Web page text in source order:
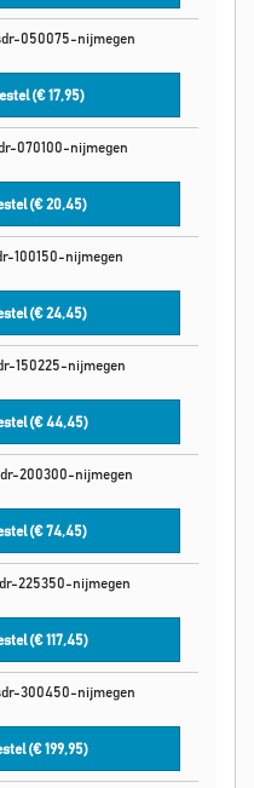
050075-nijmegen
(€17,95)
070100-nijmegen
(€20,45)
100150-nijmegen
(€24,45)
150225-nijmegen
(€44,45)
200300-nijmegen
(€74,45)
225350-nijmegen
(€117,45)
300450-nijmegen
(€199,95)